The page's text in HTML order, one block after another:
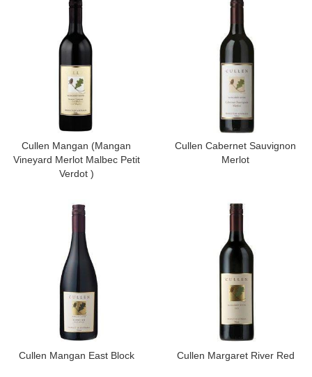
​Cullen Mangan (Mangan
Vineyard Merlot Malbec Petit
Verdot )
​Cullen Cabernet Sauvignon
Merlot
​Cullen Mangan East Block ​Cullen Margaret River Red